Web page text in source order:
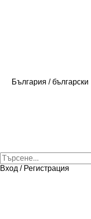
България / български
Вход / Регистрация